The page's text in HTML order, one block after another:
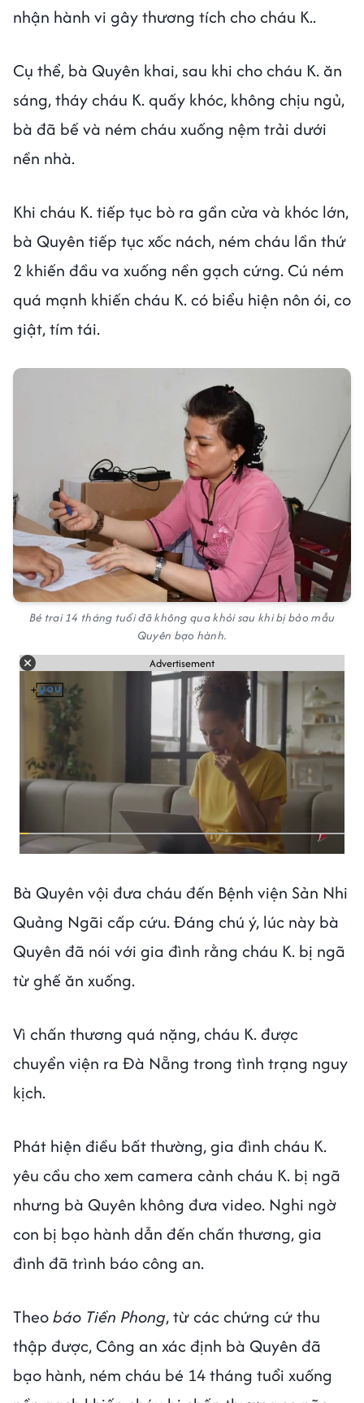
nhận hành vi gây thương tích cho cháu K..
Cụ thể, bà Quyên khai, sau khi cho cháu K. ăn
sáng, tháy cháu K. quấy khóc, không chịu ngủ,
bà đã bế và ném cháu xuống nệm trải dưới
nền nhà.
Khi cháu K. tiếp tục bò ra gần cửa và khóc lớn,
bà Quyên tiếp tục xốc nách, ném cháu lần thứ
2 khiến đầu va xuống nền gạch cứng. Cú ném
quá mạnh khiến cháu K. có biểu hiện nôn ói, co
giật, tím tái.
Bé trai 14 tháng tuổi đã không qua khỏi sau khi bị bảo mẫu
Quyên bạo hành.
Advertisement
Bà Quyên vội đưa cháu đến Bệnh viện Sản Nhi
Quảng Ngãi cấp cứu. Đáng chú ý, lúc này bà
Quyên đã nói với gia đình rằng cháu K. bị ngã
từ ghế ăn xuống.
Vì chấn thương quá nặng, cháu K. được
chuyển viện ra Đà Nẵng trong tình trạng nguy
kịch.
Phát hiện điều bất thường, gia đình cháu K.
yêu cầu cho xem camera cảnh cháu K. bị ngã
nhưng bà Quyên không đưa video. Nghi ngờ
con bị bạo hành dẫn đến chấn thương, gia
đình đã trình báo công an.
Theobáo Tiền Phong, từ các chứng cứ thu
thập được, Công an xác định bà Quyên đã
bạo hành, ném cháu bé 14 tháng tuổi xuống